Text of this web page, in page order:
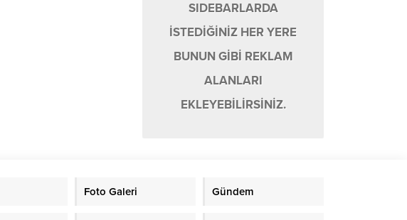
SIDEBARLARDA
İSTEDİĞİNİZ HER YERE
BUNUN GİBİ REKLAM
ALANLARI
EKLEYEBİLİRSİNİZ.
Foto Galeri Gündem